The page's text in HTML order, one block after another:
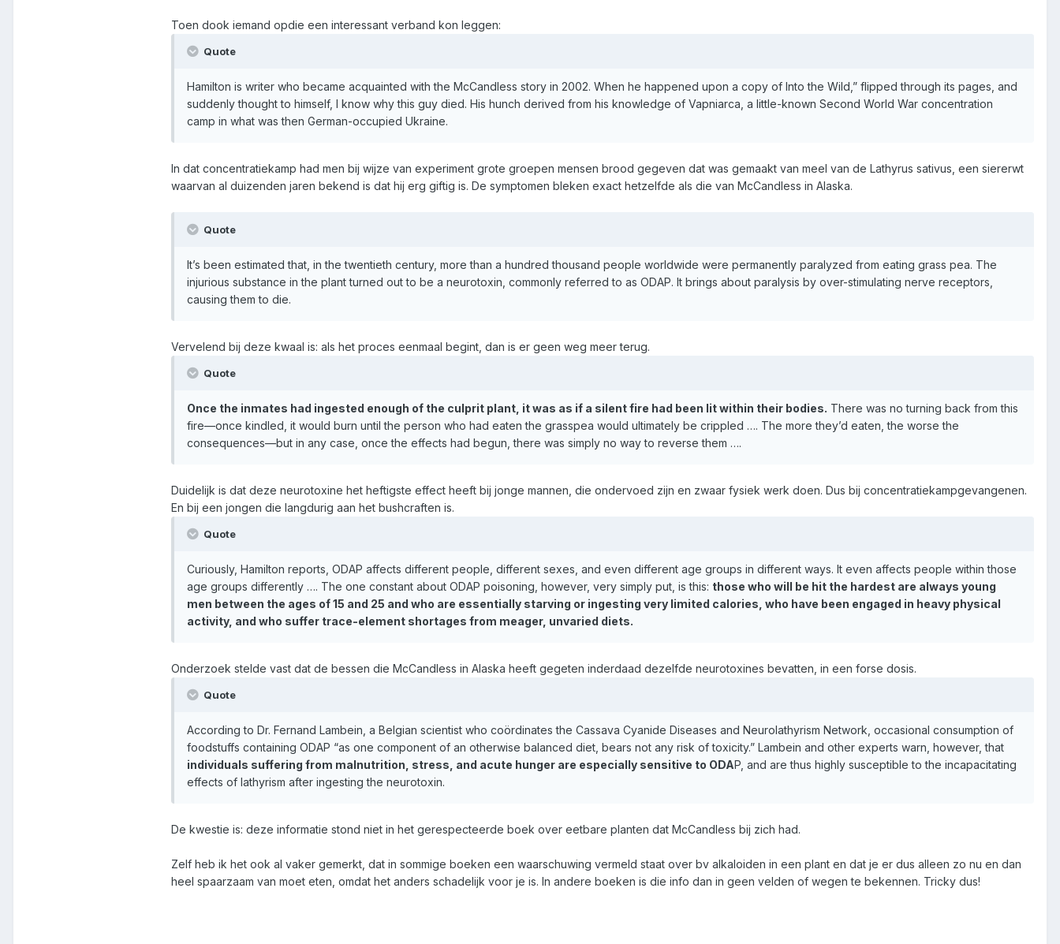
Toen dook iemand opdie een interessant verband kon leggen:
Quote
Hamilton is writer who became acquainted with the McCandless story in 2002. When he happened upon a copy of Into the Wild,” flipped through its pages, and
suddenly thought to himself, I know why this guy died. His hunch derived from his knowledge of Vapniarca, a little-known Second World War concentration
camp in what was then German-occupied Ukraine.
In dat concentratiekamp had men bij wijze van experiment grote groepen mensen brood gegeven dat was gemaakt van meel van de Lathyrus sativus, een siererwt
waarvan al duizenden jaren bekend is dat hij erg giftig is. De symptomen bleken exact hetzelfde als die van McCandless in Alaska.
Quote
It’s been estimated that, in the twentieth century, more than a hundred thousand people worldwide were permanently paralyzed from eating grass pea. The
injurious substance in the plant turned out to be a neurotoxin, commonly referred to as ODAP. It brings about paralysis by over-stimulating nerve receptors,
causing them to die.
Vervelend bij deze kwaal is: als het proces eenmaal begint, dan is er geen weg meer terug.
Quote
Once the inmates had ingested enough of the culprit plant, it was as if a silent fire had been lit within their bodies. There was no turning back from this
fire—once kindled, it would burn until the person who had eaten the grasspea would ultimately be crippled …. The more they’d eaten, the worse the
consequences—but in any case, once the effects had begun, there was simply no way to reverse them ….
Duidelijk is dat deze neurotoxine het heftigste effect heeft bij jonge mannen, die ondervoed zijn en zwaar fysiek werk doen. Dus bij concentratiekampgevangenen.
En bij een jongen die langdurig aan het bushcraften is.
Quote
Curiously, Hamilton reports, ODAP affects different people, different sexes, and even different age groups in different ways. It even affects people within those
age groups differently …. The one constant about ODAP poisoning, however, very simply put, is this: those who will be hit the hardest are always young
men between the ages of 15 and 25 and who are essentially starving or ingesting very limited calories, who have been engaged in heavy physical
activity, and who suffer trace-element shortages from meager, unvaried diets.
Onderzoek stelde vast dat de bessen die McCandless in Alaska heeft gegeten inderdaad dezelfde neurotoxines bevatten, in een forse dosis.
Quote
According to Dr. Fernand Lambein, a Belgian scientist who coördinates the Cassava Cyanide Diseases and Neurolathyrism Network, occasional consumption of
foodstuffs containing ODAP “as one component of an otherwise balanced diet, bears not any risk of toxicity.” Lambein and other experts warn, however, that
individuals suffering from malnutrition, stress, and acute hunger are especially sensitive to ODAP, and are thus highly susceptible to the incapacitating
effects of lathyrism after ingesting the neurotoxin.
De kwestie is: deze informatie stond niet in het gerespecteerde boek over eetbare planten dat McCandless bij zich had.
Zelf heb ik het ook al vaker gemerkt, dat in sommige boeken een waarschuwing vermeld staat over bv alkaloiden in een plant en dat je er dus alleen zo nu en dan
heel spaarzaam van moet eten, omdat het anders schadelijk voor je is. In andere boeken is die info dan in geen velden of wegen te bekennen. Tricky dus!